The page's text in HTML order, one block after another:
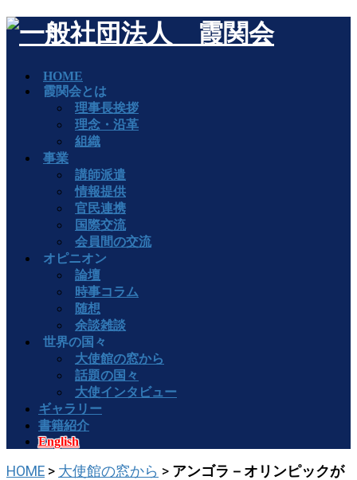
HOME
霞関会とは
理事長挨拶
理念・沿革
組織
事業
講師派遣
情報提供
官民連携
国際交流
会員間の交流
オピニオン
論壇
時事コラム
随想
余談雑談
世界の国々
大使館の窓から
話題の国々
大使インタビュー
ギャラリー
書籍紹介
English
HOME > 大使館の窓から > アンゴラ－オリンピックが